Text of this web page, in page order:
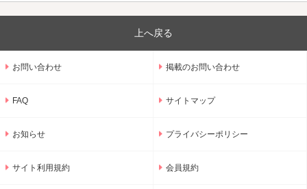
上へ戻る
お問い合わせ 掲載のお問い合わせ
FAQ サイトマップ
お知らせ プライバシーポリシー
サイト利用規約 会員規約